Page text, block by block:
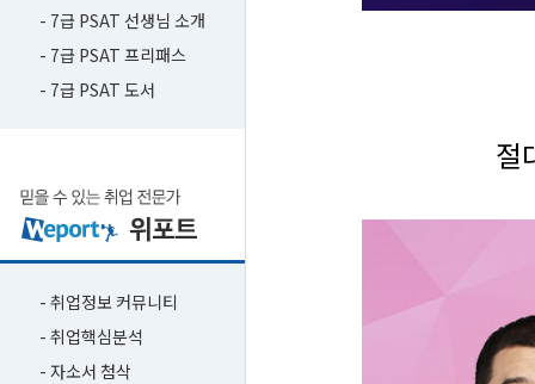
- 7급 PSAT 선생님 소개
- 7급 PSAT 프리패스
- 7급 PSAT 도서
- 취업정보 커뮤니티
- 취업핵심분석
- 자소서 첨삭
절